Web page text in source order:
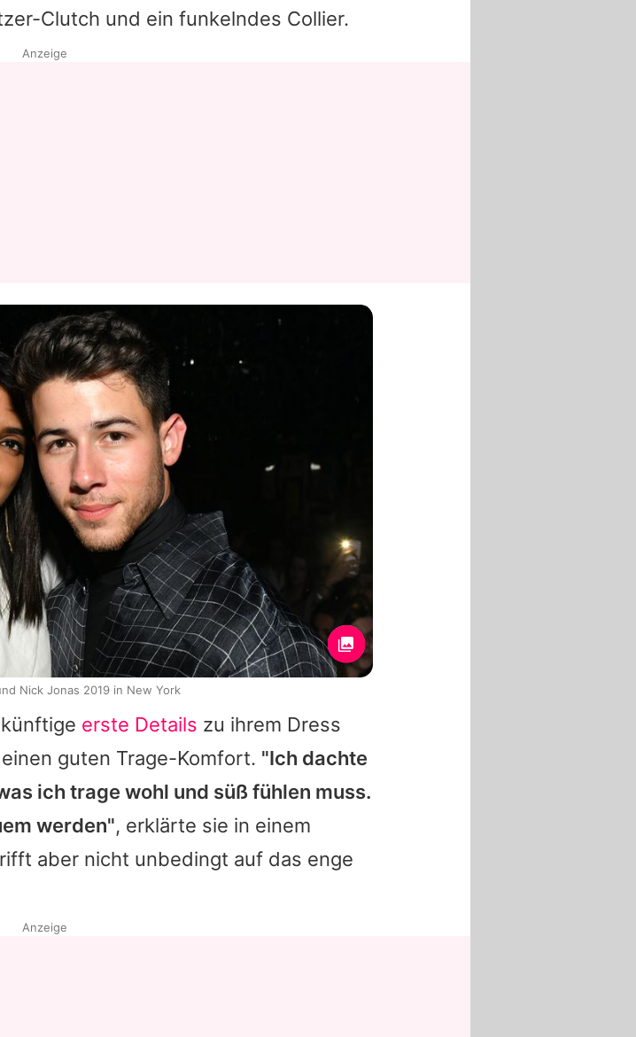
Clutch und ein funkelndes Collier.
erste Details zu ihrem Dress
guten Trage-Komfort. "Ich dachte
ich trage wohl und süß fühlen muss.
werden", erklärte sie in einem
aber nicht unbedingt auf das enge
Anzeige
Nick Jonas 2019 in New York
Anzeige